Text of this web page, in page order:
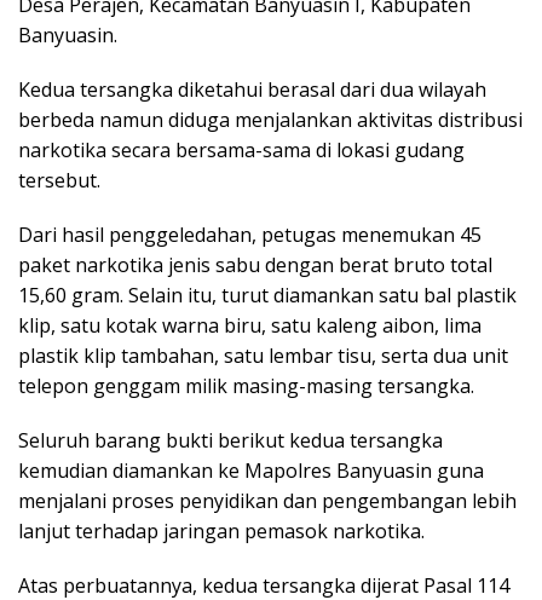
Banyuasin.
Kedua tersangka diketahui berasal dari dua wilayah
berbeda namun diduga menjalankan aktivitas distribusi
narkotika secara bersama-sama di lokasi gudang
tersebut.
Dari hasil penggeledahan, petugas menemukan 45
paket narkotika jenis sabu dengan berat bruto total
15,60 gram. Selain itu, turut diamankan satu bal plastik
klip, satu kotak warna biru, satu kaleng aibon, lima
plastik klip tambahan, satu lembar tisu, serta dua unit
telepon genggam milik masing-masing tersangka.
Seluruh barang bukti berikut kedua tersangka
kemudian diamankan ke Mapolres Banyuasin guna
menjalani proses penyidikan dan pengembangan lebih
lanjut terhadap jaringan pemasok narkotika.
Atas perbuatannya, kedua tersangka dijerat Pasal 114